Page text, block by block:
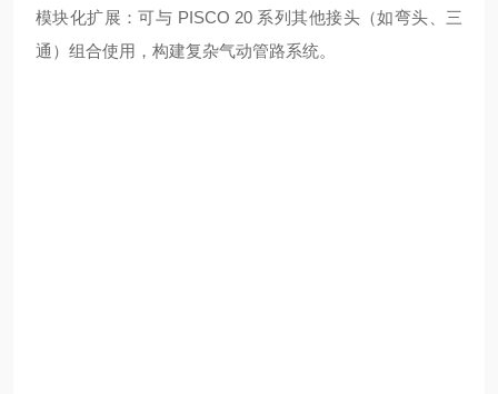
模块化扩展：可与 PISCO 20 系列其他接头（如弯头、三
通）组合使用，构建复杂气动管路系统。